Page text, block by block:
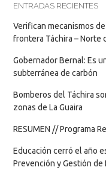
ENTRADAS RECIENTES
Verifican mecanismos
frontera Táchira – Norte
Gobernador Bernal: Es
subterránea de carbón
Bomberos del Táchira
zonas de La Guaira
RESUMEN // Programa
Educación cerró el año
Prevención y Gestión de